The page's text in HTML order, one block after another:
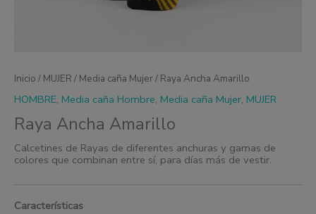
Inicio / MUJER / Media caña Mujer/ Raya Ancha Amarillo
HOMBRE, Media caña Hombre, Media caña Mujer, MUJER
Raya Ancha Amarillo
Calcetines de Rayas de diferentes anchuras y gamas de
colores que combinan entre sí, para días más de vestir.
Características